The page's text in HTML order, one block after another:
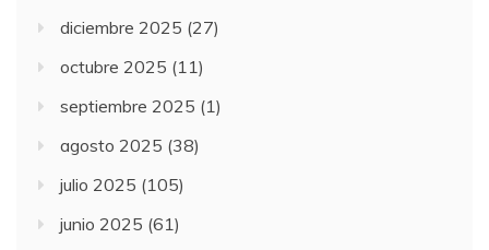
diciembre 2025 (27)
octubre 2025 (11)
septiembre 2025 (1)
agosto 2025 (38)
julio 2025 (105)
junio 2025 (61)